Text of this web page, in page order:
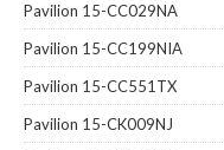
Pavilion 15-CC029NA
Pavilion 15-CC199NIA
Pavilion 15-CC551TX
Pavilion 15-CK009NJ